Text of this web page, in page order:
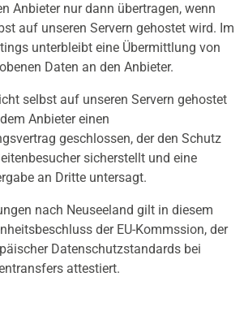
Anbieter nur dann übertragen, wenn
auf unseren Servern gehostet wird. Im
unterbleibt eine Übermittlung von
Daten an den Anbieter.
selbst auf unseren Servern gehostet
Anbieter einen
geschlossen, der den Schutz
sicherstellt und eine
an Dritte untersagt.
nach Neuseeland gilt in diesem
der EU-Kommssion, der
Datenschutzstandards bei
attestiert.